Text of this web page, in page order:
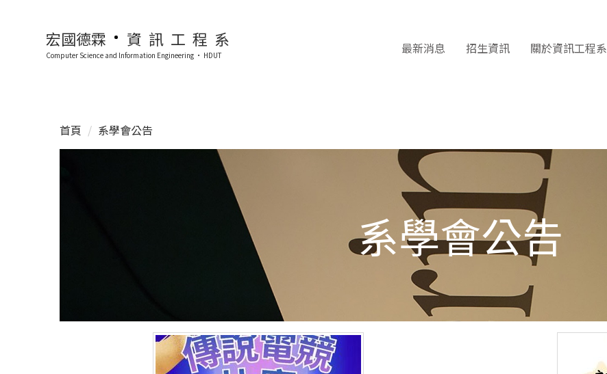
宏國德霖 資訊工程系
Computer Science and lnformation Engineering · HDUT 最新消息 招生資訊 關於資訊工程系
首頁 系學會公告
系學會公告